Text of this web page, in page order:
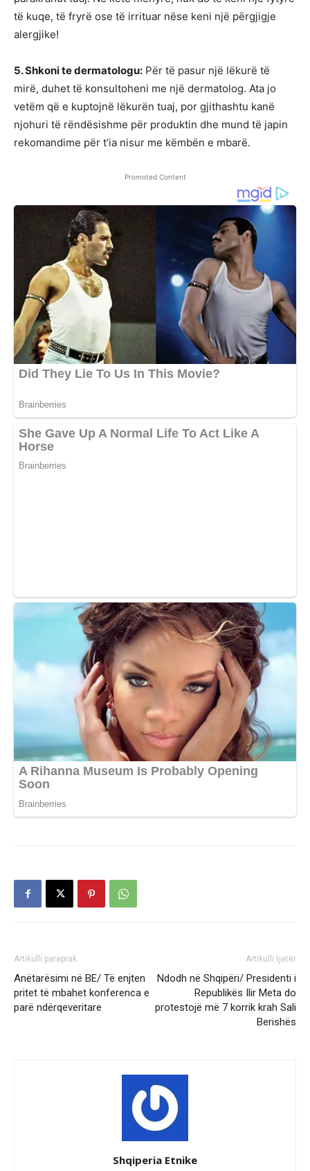
të kuqe, të fryrë ose të irrituar nëse keni një përgjigje
alergjike!
5. Shkoni te dermatologu: Për të pasur një lëkurë të
mirë, duhet të konsultoheni me një dermatolog. Ata jo
vetëm që e kuptojnë lëkurën tuaj, por gjithashtu kanë
njohuri të rëndësishme për produktin dhe mund të japin
rekomandime për t’ia nisur me këmbën e mbarë.
Promoted Content
Artikulli paraprak
Anëtarësimi në BE/ Të enjten
pritet të mbahet konferenca e
parë ndërqeveritare
Artikulli tjetër
Ndodh në Shqipëri/ Presidenti i
Republikës Ilir Meta do
protestojë më 7 korrik krah Sali
Berishës
Shqiperia Etnike